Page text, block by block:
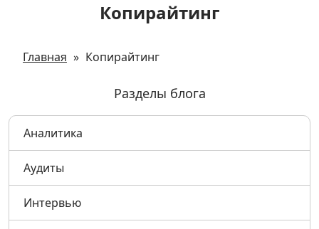
Услуги
Обо мне
Отзывы
Копирайтинг
Главная » Копирайтинг
Разделы блога
Аналитика
Аудиты
Интервью